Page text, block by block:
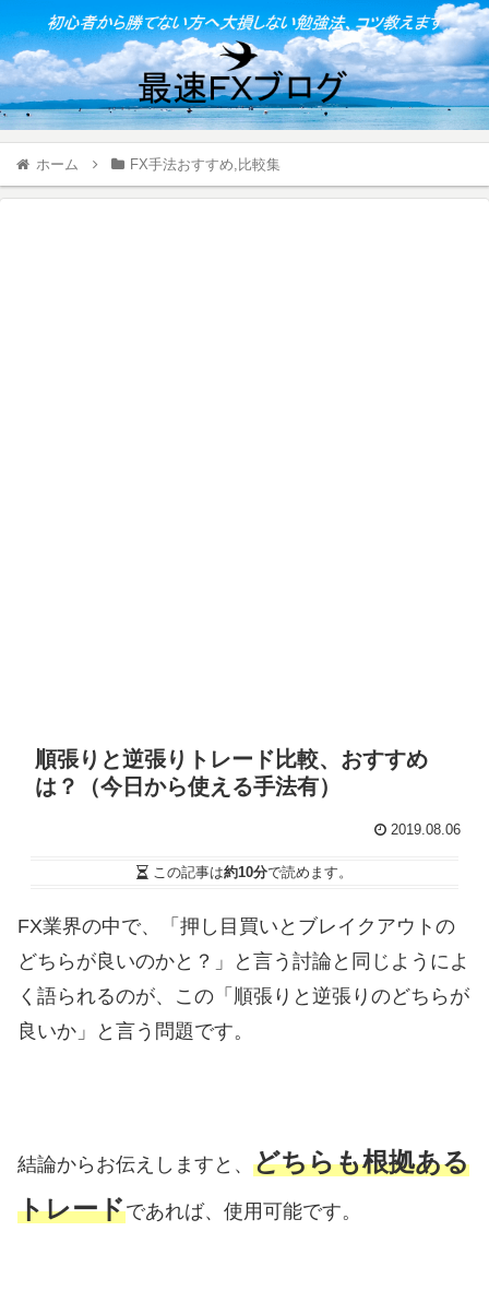
ホーム FX手法おすすめ,比較集
順張りと逆張りトレード比較、おすすめ
は？（今日から使える手法有）
2019.08.06
この記事は約10分で読めます。
FX業界の中で、「押し目買いとブレイクアウトの
どちらが良いのかと？」と言う討論と同じようによ
く語られるのが、この「順張りと逆張りのどちらが
良いか」と言う問題です。
結論からお伝えしますと、 どちらも根拠ある
トレードであれば、使用可能です。